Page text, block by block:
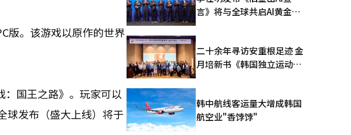
版。该游戏以原作的世界
：国王之路》。玩家可以
球发布（盛大上线）将于
言》将与全球共启AI黄金时
二十余年寻访安重根足迹 金
月培新书《韩国独立运动圣
韩中航线客运量大增成韩国
航空业"香饽饽"